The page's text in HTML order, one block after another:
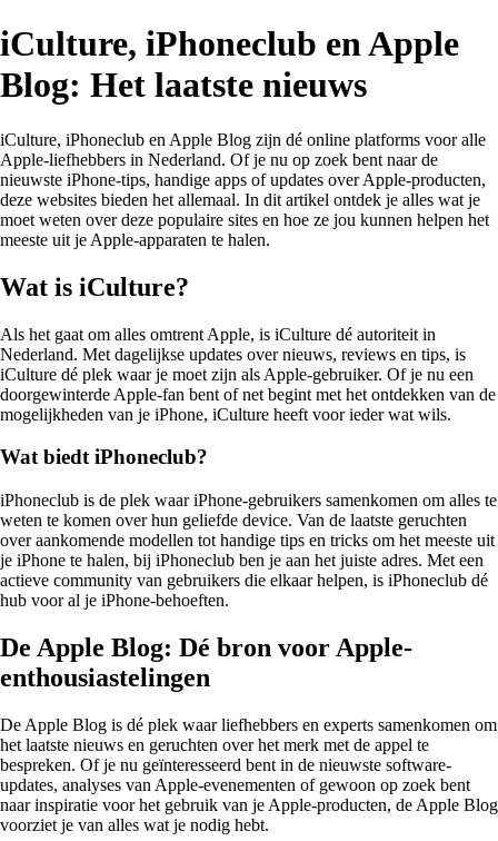
iCulture, iPhoneclub en Apple
Blog: Het laatste nieuws
iCulture, iPhoneclub en Apple Blog zijn dé online platforms voor alle
Apple-liefhebbers in Nederland. Of je nu op zoek bent naar de
nieuwste iPhone-tips, handige apps of updates over Apple-producten,
deze websites bieden het allemaal. In dit artikel ontdek je alles wat je
moet weten over deze populaire sites en hoe ze jou kunnen helpen het
meeste uit je Apple-apparaten te halen.
Wat is iCulture?
Als het gaat om alles omtrent Apple, is iCulture dé autoriteit in
Nederland. Met dagelijkse updates over nieuws, reviews en tips, is
iCulture dé plek waar je moet zijn als Apple-gebruiker. Of je nu een
doorgewinterde Apple-fan bent of net begint met het ontdekken van de
mogelijkheden van je iPhone, iCulture heeft voor ieder wat wils.
Wat biedt iPhoneclub?
iPhoneclub is de plek waar iPhone-gebruikers samenkomen om alles te
weten te komen over hun geliefde device. Van de laatste geruchten
over aankomende modellen tot handige tips en tricks om het meeste uit
je iPhone te halen, bij iPhoneclub ben je aan het juiste adres. Met een
actieve community van gebruikers die elkaar helpen, is iPhoneclub dé
hub voor al je iPhone-behoeften.
De Apple Blog: Dé bron voor Apple-
enthousiastelingen
De Apple Blog is dé plek waar liefhebbers en experts samenkomen om
het laatste nieuws en geruchten over het merk met de appel te
bespreken. Of je nu geïnteresseerd bent in de nieuwste software-
updates, analyses van Apple-evenementen of gewoon op zoek bent
naar inspiratie voor het gebruik van je Apple-producten, de Apple Blog
voorziet je van alles wat je nodig hebt.